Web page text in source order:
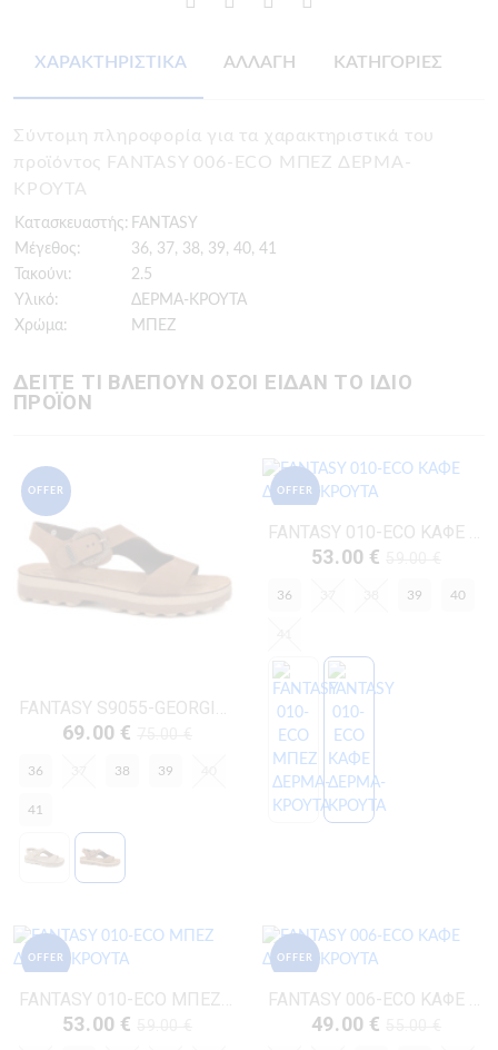
ΧΑΡΑΚΤΗΡΙΣΤΙΚΑ ΑΛΛΑΓΗ ΚΑΤΗΓΟΡΙΕΣ
Σύντομη πληροφορία για τα χαρακτηριστικά του
προϊόντος FANTASY 006-ECO ΜΠΕΖ ΔΕΡΜΑ-
ΚΡΟΥΤΑ
Κατασκευαστής: FANTASY
Μέγεθος:
36, 37, 38, 39, 40, 41
Τακούνι:
2.5
Υλικό:
ΔΕΡΜΑ-ΚΡΟΥΤΑ
Χρώμα:
ΜΠΕΖ
ΔΕΙΤΕ ΤΙ ΒΛΕΠΟΥΝ ΟΣΟΙ ΕΙΔΑΝ ΤΟ ΙΔΙΟ
ΠΡΟΪΟΝ
OFFER
FANTASY S9055-GEORGIANNA ΚΑΦΕ ΔΕΡΜΑ-NUBUK
69.00 €
36 38 39
41
OFFER
FANTASY 010-ECO ΚΑΦΕ ΔΕΡΜΑ-ΚΡΟΥΤΑ
53.00 €
36 39 40
OFFER
53.00 €
OFFER
49.00 €